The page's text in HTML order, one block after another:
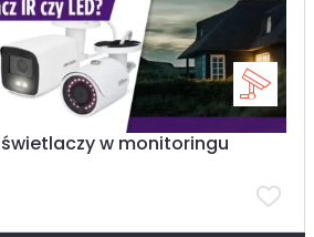
w monitoringu